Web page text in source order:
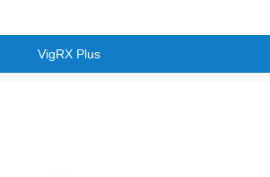
VigRX Plus